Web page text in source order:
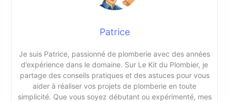
Patrice
Je suis Patrice, passionné de plomberie avec des années
d’expérience dans le domaine. Sur Le Kit du Plombier, je
partage des conseils pratiques et des astuces pour vous
aider à réaliser vos projets de plomberie en toute
simplicité. Que vous soyez débutant ou expérimenté, mes